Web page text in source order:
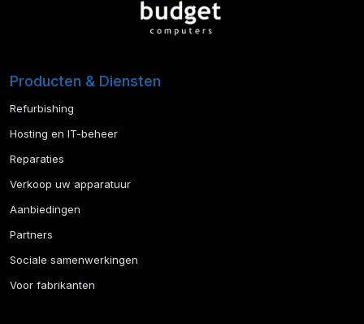
Producten & Diensten
Refurbishing
Hosting en IT-beheer
Reparaties
Verkoop uw apparatuur
Aanbiedingen
Partners
Sociale samenwerkingen
Voor fabrikanten